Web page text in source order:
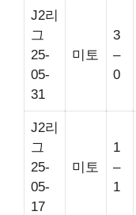
J2리
그
25-
05-
31
미토
3
–
0
J2리
그
25-
05-
17
미토
1
–
1